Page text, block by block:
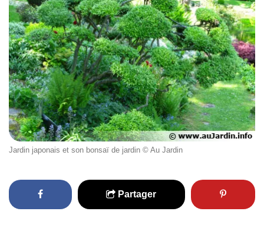
Jardin japonais et son bonsaï de jardin © Au Jardin
Partager